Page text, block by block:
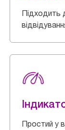
Підходить
Простий у